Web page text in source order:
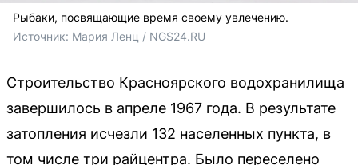
Рыбаки, посвящающие время своему увлечению.
Источник: Мария Ленц / NGS24.RU
Строительство Красноярского водохранилища
завершилось в апреле 1967 года. В результате
затопления исчезли 132 населенных пункта, в
том числе три райцентра. Было переселено